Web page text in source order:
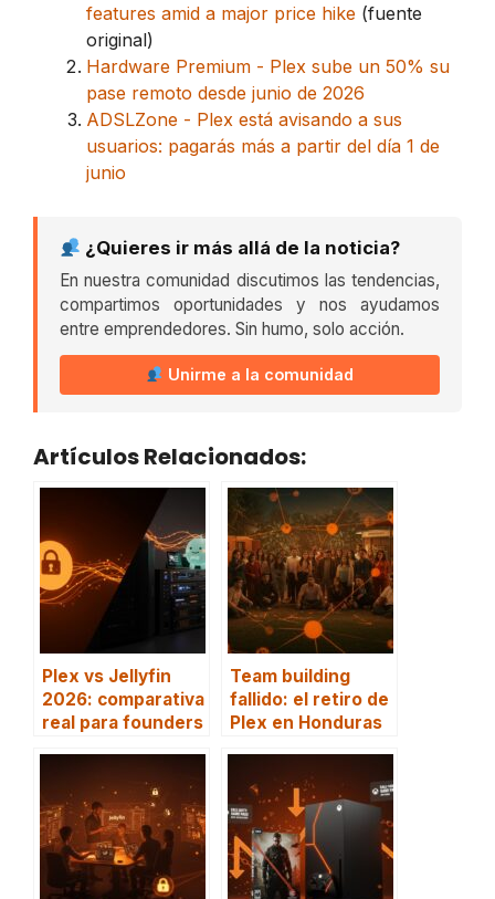
features amid a major price hike (fuente
original)
Hardware Premium - Plex sube un 50% su
pase remoto desde junio de 2026
ADSLZone - Plex está avisando a sus
usuarios: pagarás más a partir del día 1 de
junio
¿Quieres ir más allá de la noticia?
En nuestra comunidad discutimos las tendencias,
compartimos oportunidades y nos ayudamos
entre emprendedores. Sin humo, solo acción.
Unirme a la comunidad
Artículos Relacionados:
Plex vs Jellyfin
2026: comparativa
real para founders
Team building
fallido: el retiro de
Plex en Honduras